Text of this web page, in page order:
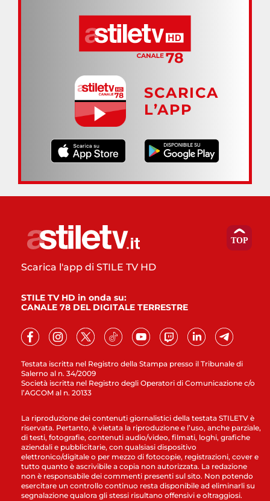
SCARICA
L’APP
Testata iscritta nel Registro della Stampa presso il Tribunale di
Salerno al n. 34/2009
Società iscritta nel Registro degli Operatori di Comunicazione c/o
l’AGCOM al n. 20133
Scarica l'app di STILE TV HD
STILE TV HD in onda su:
CANALE 78 DEL DIGITALE TERRESTRE
La riproduzione dei contenuti giornalistici della testata STILETV è
riservata. Pertanto, è vietata la riproduzione e l’uso, anche parziale,
di testi, fotografie, contenuti audio/video, filmati, loghi, grafiche
aziendali e pubblicitarie, con qualsiasi dispositivo
elettronico/digitale o per mezzo di fotocopie, registrazioni, cover e
tutto quanto è ascrivibile a copia non autorizzata. La redazione
non è responsabile dei commenti presenti sul sito. Non potendo
esercitare un controllo continuo resta disponibile ad eliminarli su
segnalazione qualora gli stessi risultano offensivi e oltraggiosi.